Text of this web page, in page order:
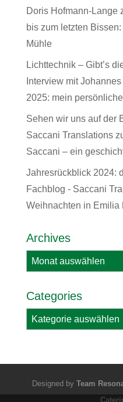
Doris Hofmann-Lange
bis zum letzten
Mühle
Lichttechnik – Gibt’s
Interview mit
2025: mein
Sehen wir uns auf der
Saccani Translations
Saccani – ein
Jahresrückblick 2024:
Fachblog - Saccani
Weihnachten in Emilia
Archives
Archives
Categories
Categories
Designed byTeam